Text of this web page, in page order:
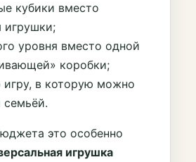
кубики вместо
игрушки;
уровня вместо одной
коробки;
игру, в которую можно
семьёй.
это особенно
игрушка